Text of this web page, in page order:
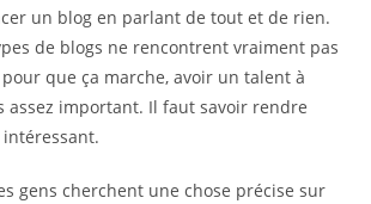
un blog en parlant de tout et de rien.
de blogs ne rencontrent vraiment pas
que ça marche, avoir un talent à
assez important. Il faut savoir rendre
gens cherchent une chose précise sur